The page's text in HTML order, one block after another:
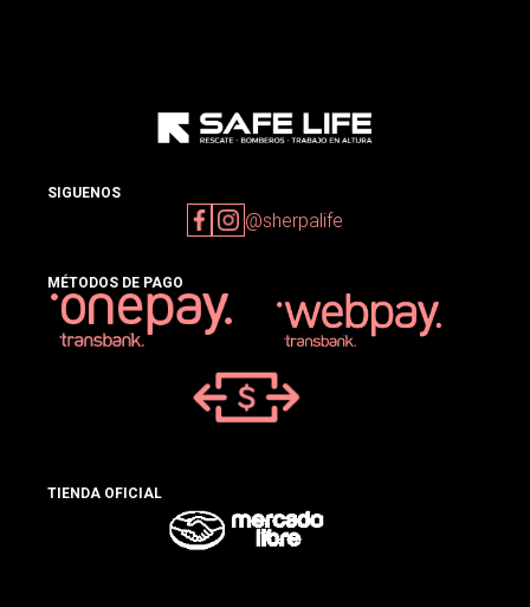
SIGUENOS
@sherpalife
MÉTODOS DE PAGO
TIENDA OFICIAL